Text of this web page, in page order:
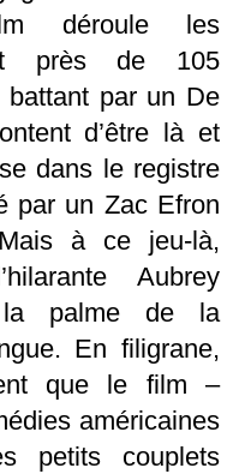
déroule les
près de 105
battant par un De
d’être là et
dans le registre
par un Zac Efron
Mais à ce jeu-là,
Aubrey
la palme de la
En filigrane,
que le film –
américaines
petits couplets